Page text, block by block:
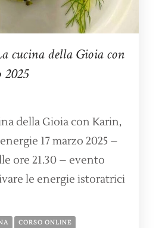
cucina della Gioia con
della Gioia con Karin,
17 marzo 2025 –
ore 21.30 – evento
le energie istoratrici
CORSO ONLINE